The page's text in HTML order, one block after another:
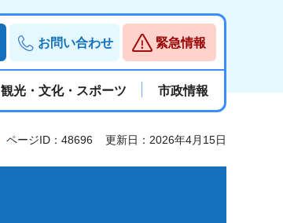
お問い合わせ 緊急情報
観光・文化・スポーツ 市政情報
ページID：48696 更新日：2026年4月15日